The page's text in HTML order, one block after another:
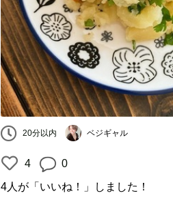
20分以内 ベジギャル
4 0
4人 が「いいね！」しました！